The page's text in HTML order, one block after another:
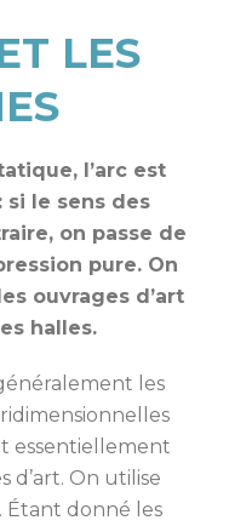
LES
l’arc est
si le sens des
on passe de
pure. On
ouvrages d’art
halles.
les
essentiellement
d’art. On utilise
Étant donné les